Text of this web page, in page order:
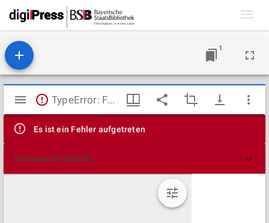
1
Mirador
Viewer
TypeError: Failed to fetch
Es ist ein Fehler aufgetreten
Technische Details